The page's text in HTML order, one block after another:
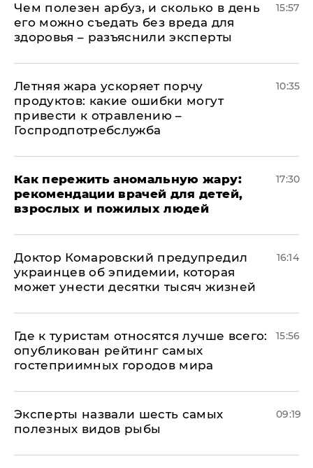
Чем полезен арбуз, и сколько в день
его можно съедать без вреда для
здоровья – разъяснили эксперты
15:57
Летняя жара ускоряет порчу
продуктов: какие ошибки могут
привести к отравлению –
Госпродпотребслужба
10:35
Как пережить аномальную жару:
рекомендации врачей для детей,
взрослых и пожилых людей
17:30
Доктор Комаровский предупредил
украинцев об эпидемии, которая
может унести десятки тысяч жизней
16:14
Где к туристам относятся лучше всего:
опубликован рейтинг самых
гостеприимных городов мира
15:56
Эксперты назвали шесть самых
полезных видов рыбы
09:19